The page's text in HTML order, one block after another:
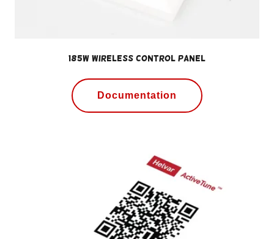
185W Wireless Control Panel
Documentation